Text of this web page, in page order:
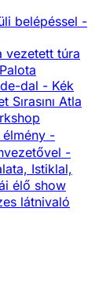
belépéssel -
vezetett túra
dal - Kék
Sırasını Atla
-
-
Istiklal,
élő show
látnivaló